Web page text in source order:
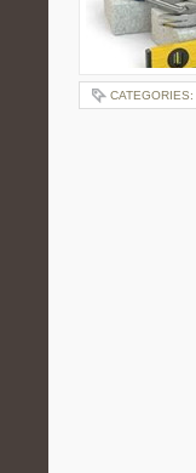
CATEGORIES: